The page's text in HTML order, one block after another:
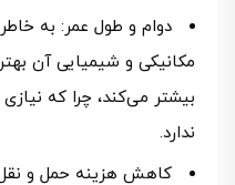
دوام و طول عمر: به
مکانیکی و شیمیایی آن
بیشتر می‌کند، چرا که
ندارد.
کاهش هزینه حمل و